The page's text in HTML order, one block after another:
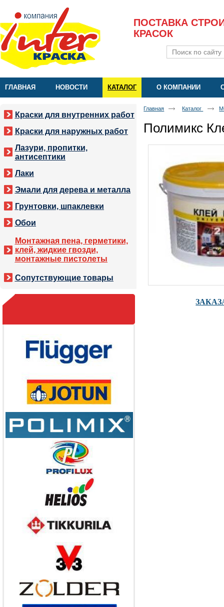
ПОСТАВКА
КРАСОК
ГЛАВНАЯ НОВОСТИ КАТАЛОГ О КОМПАНИИ
Краски для внутренних работ
Краски для наружных работ
Лазури, пропитки,
антисептики
Лаки
Эмали для дерева и металла
Грунтовки, шпаклевки
Обои
Монтажная пена, герметики,
клей, жидкие гвозди,
монтажные пистолеты
Сопутствующие товары
Главная Каталог
Полимикс